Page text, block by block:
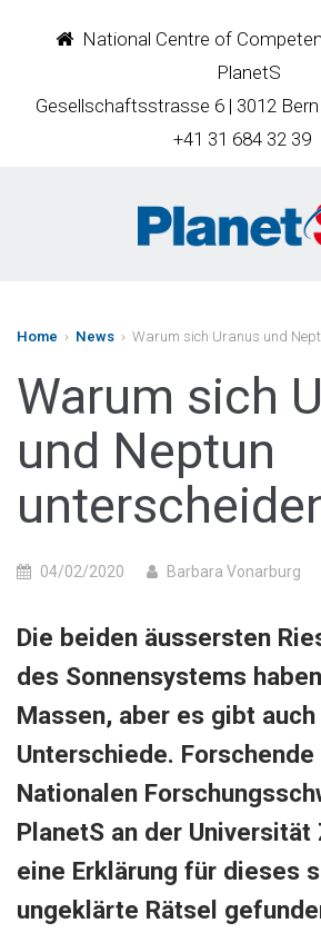
National Centre of
PlanetS
Gesellschaftsstrasse 6 | 3012
+41 31 684 32 39
Home › News › Warum sich Uranus und
Warum sich
und Neptun
04/02/2020 Barbara Vonarburg
Die beiden äussersten
des Sonnensystems
Massen, aber es gibt
Unterschiede.
Nationalen
PlanetS an der Universität
eine Erklärung für dieses
ungeklärte Rätsel